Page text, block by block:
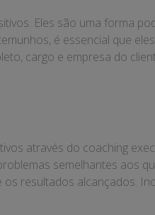
Eles são uma forma
é essencial que
cargo e empresa do
através do coaching
semelhantes aos
resultados alcançados.